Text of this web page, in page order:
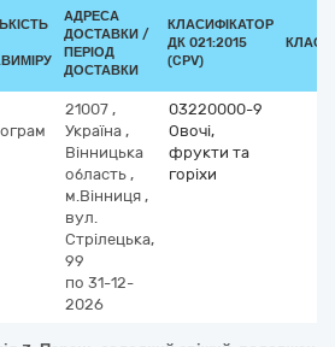
АДРЕСА
ДОСТАВКИ /
ПЕРІОД
ДОСТАВКИ
КЛАСИФІКАТОР
ДК 021:2015
(CPV)
21007 ,
Україна ,
Вінницька
область ,
м.Вінниця ,
вул.
Стрілецька,
99
по 31-12-
2026
03220000-9
Овочі,
фрукти та
горіхи